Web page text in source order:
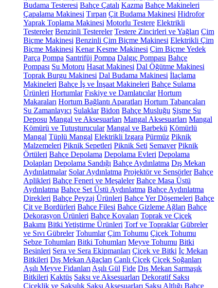
Budama Testeresi Bahçe Çatalı Kazma Bahçe Makineleri
Çapalama Makinesi Tırpan Çit Budama Makinesi Hidrofor
Yaprak Toplama Makinesi Motorlu Testere Elektrikli
Testereler Benzinli Testereler Testere Zincirleri ve Yağları Çim
Biçme Makinesi Benzinli Çim Biçme Makinesi Elektrikli Çim
Biçme Makinesi Kenar Kesme Makinesi Çim Biçme Yedek
Parça Pompa Santrifüj Pompa Dalgıç Pompası Bahçe
Pompası Su Motoru Hasat Makinesi Dal Öğütme Makinesi
Toprak Burgu Makinesi Dal Budama Makinesi İlaçlama
Makineleri Bahçe İş ve İnşaat Makineleri Bahçe Sulama
Ürünleri Hortumlar Fıskiye ve Damlatıcılar Hortum
Makaraları Hortum Bağlantı Aparatları Hortum Tabancaları
Su Zamanlayıcı Sulaklar Bidon Bahçe Musluğu Şişme Su
Deposu Mangal ve Aksesuarları Mangal Aksesuarları Mangal
Kömürü ve Tutuşturucular Mangal ve Barbekü Kömürlü
Mangal Tüplü Mangal Elektrikli Izgara Pürmüz Piknik
Malzemeleri Piknik Sepetleri Piknik Seti Semaver Piknik
Örtüleri Bahçe Depolama Depolama Evleri Depolama
Dolapları Depolama Sandığı Bahçe Aydınlatma Dış Mekan
Aydınlatmalar Solar Aydınlatma Projektör ve Sensörler Bahçe
Aplikleri Bahçe Feneri ve Meşaleler Bahçe Masa Üstü
Aydınlatma Bahçe Set Üstü Aydınlatma Bahçe Aydınlatma
Direkleri Bahçe Peyzaj Ürünleri Bahçe Yer Döşemeleri Bahçe
Çit ve Bordürleri Bahçe Filesi Bahçe Gizleme Ağları Bahçe
Dekorasyon Ürünleri Bahçe Kovaları Toprak ve Çiçek
Bakımı Bitki Yetiştirme Ürünleri Torf ve Topraklar Gübreler
ve Sıvı Gübreler Tohumlar Çim Tohumu Çiçek Tohumu
Sebze Tohumları Bitki Tohumları Meyve Tohumu Bitki
Besinleri Sera ve Sera Ekipmanları Çiçek ve Bitki İç Mekan
Bitkileri Dış Mekan Ağaçları Canlı Çiçek Çiçek Soğanları
Aşılı Meyve Fidanları Aşılı Gül Fide Dış Mekan Sarmaşık
Bitkileri Kaktüs Saksı ve Aksesuarları Dekoratif Saksı
Çiçeklik ve Saksılık Saksı Aksesuarları Saksı Altlığı Bahçe